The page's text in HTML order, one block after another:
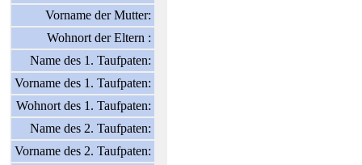
Vorname der Mutter:
Wohnort der Eltern :
Name des 1. Taufpaten:
Vorname des 1. Taufpaten:
Wohnort des 1. Taufpaten:
Name des 2. Taufpaten:
Vorname des 2. Taufpaten: